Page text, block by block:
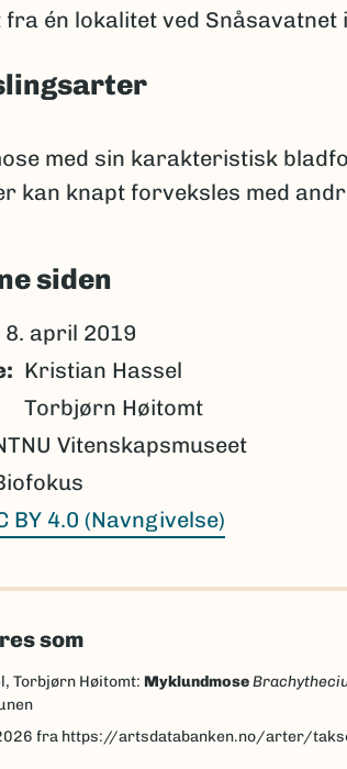
én lokalitet ved Snåsavatnet
med sin karakteristisk
kan knapt forveksles med
siden
8. april 2019
Kristian Hassel
Torbjørn Høitomt
Vitenskapsmuseet
BY 4.0 (Navngivelse)
som
Torbjørn Høitomt: Myklundmose
fra https://artsdatabanken.no/arter/